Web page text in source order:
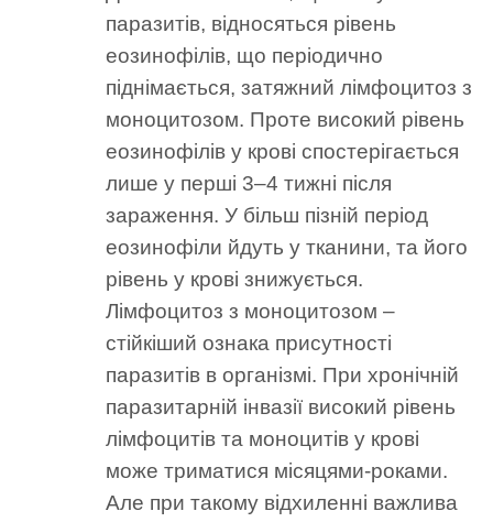
паразитів, відносяться рівень
еозинофілів, що періодично
піднімається, затяжний лімфоцитоз з
моноцитозом. Проте високий рівень
еозинофілів у крові спостерігається
лише у перші 3–4 тижні після
зараження. У більш пізній період
еозинофіли йдуть у тканини, та його
рівень у крові знижується.
Лімфоцитоз з моноцитозом –
стійкіший ознака присутності
паразитів в організмі. При хронічній
паразитарній інвазії високий рівень
лімфоцитів та моноцитів у крові
може триматися місяцями-роками.
Але при такому відхиленні важлива